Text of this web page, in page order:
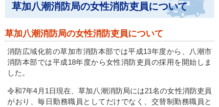
許可・申請・証明
講習会
施設・車両のご紹介
よくある質問
草加八潮消防局の女性消防吏員について
草加八潮消防局の女性消防吏員について
消防広域化前の草加市消防本部では平成13年度から、八潮市
消防本部では平成18年度から女性消防吏員の採用を開始しま
した。
令和7年4月1日現在、草加八潮消防局には21名の女性消防吏員
がおり、毎日勤務職員としてだけでなく、交替制勤務職員と